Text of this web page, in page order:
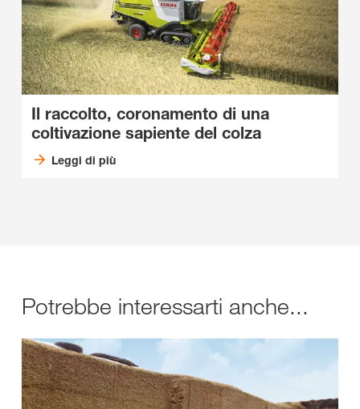
Il raccolto, coronamento di una
coltivazione sapiente del colza
Leggi di più
Potrebbe interessarti anche...